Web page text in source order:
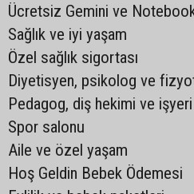
Ücretsiz Gemini ve
Sağlık ve iyi yaşam
Özel sağlık sigortası
Diyetisyen, psikolog ve
Pedagog, diş hekimi ve
Spor salonu
Aile ve özel yaşam
Hoş Geldin Bebek Ödemesi